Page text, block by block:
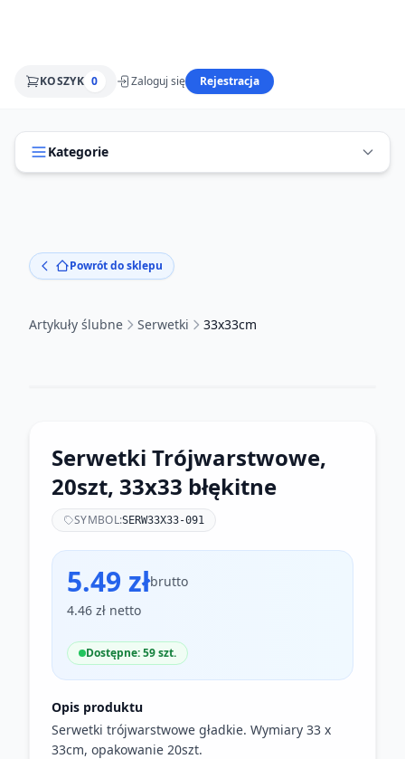
KOSZYK 0 Zaloguj się Rejestracja
Kategorie
Powrót do sklepu
Artykuły ślubne Serwetki 33x33cm
Serwetki Trójwarstwowe,
20szt, 33x33 błękitne
SYMBOL:SERW33X33-091
5.49 złbrutto
4.46 zł netto
Dostępne: 59 szt.
Opis produktu
Serwetki trójwarstwowe gładkie. Wymiary 33 x
33cm, opakowanie 20szt.